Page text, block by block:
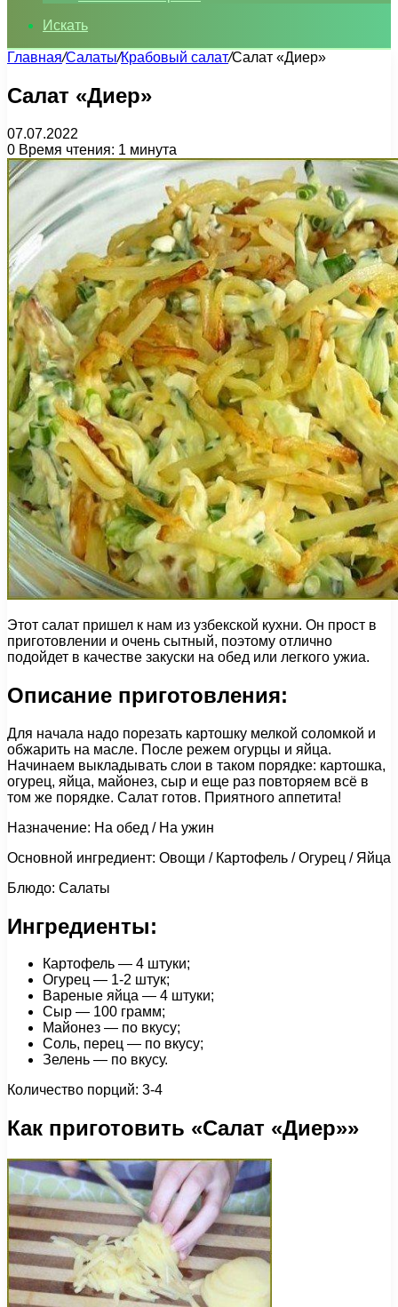
Искать
Главная/Салаты/Крабовый салат/Салат «Диер»
Салат «Диер»
07.07.2022
0 Время чтения: 1 минута
Этот салат пришел к нам из узбекской кухни. Он прост в
приготовлении и очень сытный, поэтому отлично
подойдет в качестве закуски на обед или легкого ужиа.
Описание приготовления:
Для начала надо порезать картошку мелкой соломкой и
обжарить на масле. После режем огурцы и яйца.
Начинаем выкладывать слои в таком порядке: картошка,
огурец, яйца, майонез, сыр и еще раз повторяем всё в
том же порядке. Салат готов. Приятного аппетита!
Назначение: На обед / На ужин
Основной ингредиент: Овощи / Картофель / Огурец / Яйца
Блюдо: Салаты
Ингредиенты:
Картофель — 4 штуки;
Огурец — 1-2 штук;
Вареные яйца — 4 штуки;
Сыр — 100 грамм;
Майонез — по вкусу;
Соль, перец — по вкусу;
Зелень — по вкусу.
Количество порций: 3-4
Как приготовить «Салат «Диер»»